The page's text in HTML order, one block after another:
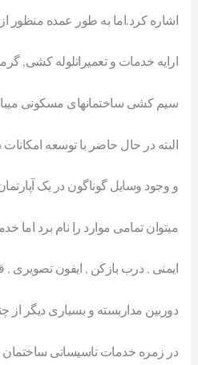
اشاره کرد.اما به طور عمده منظور
ارایه خدمات و تعمیراتلوله کشی,
سیم کشی ساختمانهای مسکونی
البته در حال حاضر با توسعه
و وجود وسایل گوناگون در یک
میتوان تمامی موارد را نام برد اما
ایمنی , درب بازکن , ایفون تصویری ,
دوربین مداربسته و بسیاری دیگر از
در زمره خدمات تاسیساتی